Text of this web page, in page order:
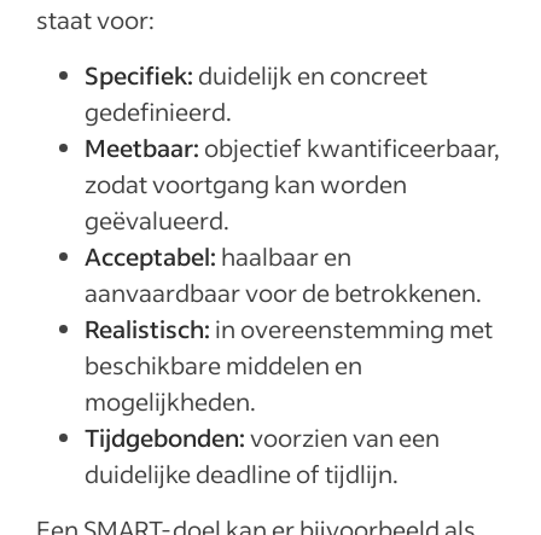
staat voor:
Specifiek: duidelijk en concreet
gedefinieerd.
Meetbaar: objectief kwantificeerbaar,
zodat voortgang kan worden
geëvalueerd.
Acceptabel: haalbaar en
aanvaardbaar voor de betrokkenen.
Realistisch: in overeenstemming met
beschikbare middelen en
mogelijkheden.
Tijdgebonden:voorzien van een
duidelijke deadline of tijdlijn.